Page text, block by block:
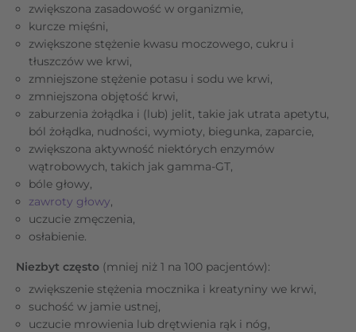
zwiększona zasadowość w organizmie,
kurcze mięśni,
zwiększone stężenie kwasu moczowego, cukru i
tłuszczów we krwi,
zmniejszone stężenie potasu i sodu we krwi,
zmniejszona objętość krwi,
zaburzenia żołądka i (lub) jelit, takie jak utrata apetytu,
ból żołądka, nudności, wymioty, biegunka, zaparcie,
zwiększona aktywność niektórych enzymów
wątrobowych, takich jak gamma-GT,
bóle głowy,
zawroty głowy,
uczucie zmęczenia,
osłabienie.
Niezbyt często (mniej niż 1 na 100 pacjentów):
zwiększenie stężenia mocznika i kreatyniny we krwi,
suchość w jamie ustnej,
uczucie mrowienia lub drętwienia rąk i nóg,